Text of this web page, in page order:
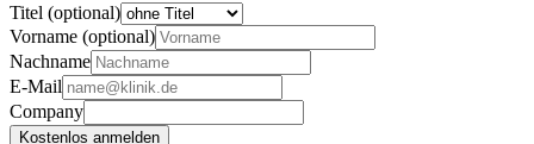
Titel (optional)
Vorname (optional)
Nachname
E-Mail
Company
Kostenlos anmelden